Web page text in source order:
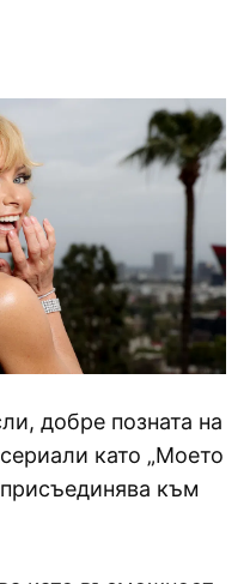
добре позната на
като „Моето
към